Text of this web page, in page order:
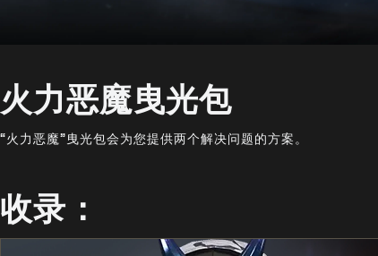
火力恶魔曳光包
“火力恶魔”曳光包会为您提供两个解决问题的方案。
收录：